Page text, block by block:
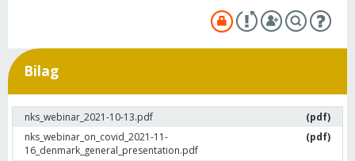
Bilag
nks_webinar_2021-10-13.pdf
(pdf)
nks_webinar_on_covid_2021-11-
16_denmark_general_presentation.pdf
(pdf)